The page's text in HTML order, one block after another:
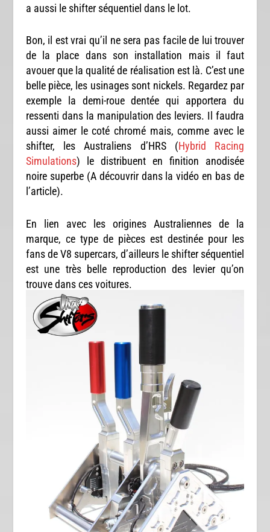
a aussi le shifter séquentiel dans le lot.
Bon, il est vrai qu’il ne sera pas facile de lui trouver
de la place dans son installation mais il faut
avouer que la qualité de réalisation est là. C’est une
belle pièce, les usinages sont nickels. Regardez par
exemple la demi-roue dentée qui apportera du
ressenti dans la manipulation des leviers. Il faudra
aussi aimer le coté chromé mais, comme avec le
shifter, les Australiens d’HRS (Hybrid Racing
Simulations) le distribuent en finition anodisée
noire superbe (A découvrir dans la vidéo en bas de
l’article).
En lien avec les origines Australiennes de la
marque, ce type de pièces est destinée pour les
fans de V8 supercars, d’ailleurs le shifter séquentiel
est une très belle reproduction des levier qu’on
trouve dans ces voitures.